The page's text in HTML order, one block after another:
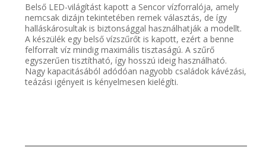
Belső LED-világítást kapott a Sencor vízforralója, amely
nemcsak dizájn tekintetében remek választás, de így
halláskárosultak is biztonsággal használhatják a modellt.
A készülék egy belső vízszűrőt is kapott, ezért a benne
felforralt víz mindig maximális tisztaságú. A szűrő
egyszerűen tisztítható, így hosszú ideig használható.
Nagy kapacitásából adódóan nagyobb családok kávézási,
teázási igényeit is kényelmesen kielégíti.